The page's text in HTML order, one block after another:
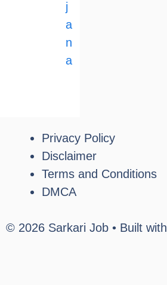
j
a
n
a
Privacy Policy
Disclaimer
Terms and Conditions
DMCA
© 2026 Sarkari Job • Built with